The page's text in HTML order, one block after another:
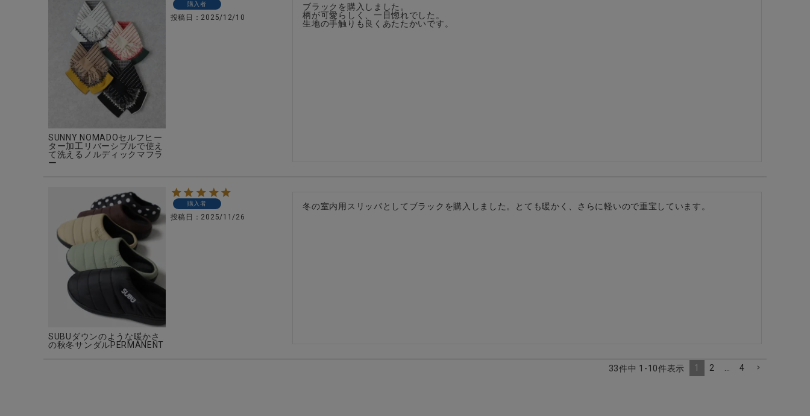
SUNNY NOMADOセルフヒー
ター加工リバーシブルで使え
て洗えるノルディックマフラ
ー
購入者
投稿日 2025/12/10
ブラックを購入しました。
柄が可愛らしく、一目惚れでした。
生地の手触りも良くあたたかいです。
SUBUダウンのような暖かさ
の秋冬サンダルPERMANENT
購入者
投稿日 2025/11/26
冬の室内用スリッパとしてブラックを購入しました。とても暖かく、さらに軽いので重宝しています。
33件中 1 -10件表示 1 2 … 4